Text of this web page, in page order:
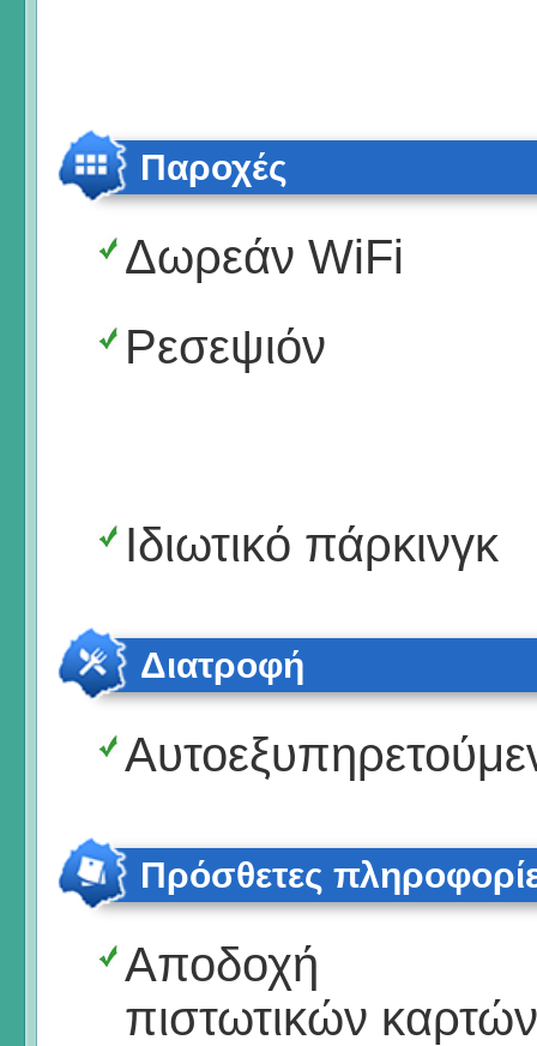
Παροχές
Δωρεάν WiFi
Ρεσεψιόν
Ιδιωτικό πάρκινγκ
Διατροφή
Πρόσθετες
Αποδοχή
πιστωτικών καρτών